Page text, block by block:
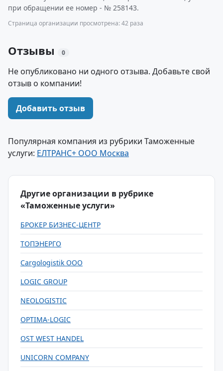
при обращении ее номер - № 258143.
Страница организации просмотрена: 42 раза
Отзывы 0
Не опубликовано ни одного отзыва. Добавьте свой
отзыв о компании!
Добавить отзыв
Популярная компания из рубрики Таможенные
услуги: ЕЛТРАНС+ ООО Москва
Другие организации в рубрике
«Таможенные услуги»
БРОКЕР БИЗНЕС-ЦЕНТР
ТОПЭНЕРГО
Cargologistik ООО
LOGIC GROUP
NEOLOGISTIC
OPTIMA-LOGIC
OST WEST HANDEL
UNICORN COMPANY